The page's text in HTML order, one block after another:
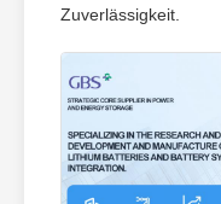
Zuverlässigkeit.